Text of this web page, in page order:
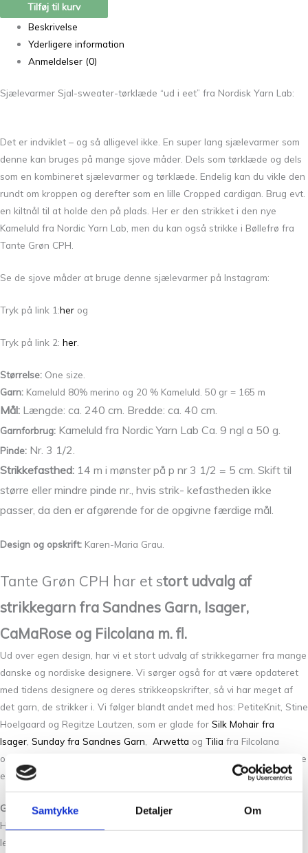
Samtykke Detaljer Om
Tilføj til kurv
Beskrivelse
Yderligere information
Anmeldelser (0)
Sjælevarmer Sjal-sweater-tørklæde “ud i eet” fra Nordisk Yarn Lab:
Det er indviklet – og så alligevel ikke. En super lang sjælevarmer som
denne kan bruges på mange sjove måder. Dels som tørklæde og dels
som en kombineret sjælevarmer og tørklæde. Endelig kan du vikle den
rundt om kroppen og derefter som en lille Cropped cardigan. Brug evt.
en kiltnål til at holde den på plads. Her er den strikket i den nye
Kameluld fra Nordic Yarn Lab, men du kan også strikke i Bøllefrø fra
Tante Grøn CPH.
Se de sjove måder at bruge denne sjælevarmer på Instagram:
Tryk på link 1:her og
Tryk på link 2: her
Størrelse: One size.
Garn: Kameluld 80% merino og 20 % Kameluld. 50 gr = 165 m
Mål: Længde: ca. 240 cm. Bredde: ca. 40 cm.
Garnforbrug: Kameluld fra Nordic Yarn Lab Ca. 9 ngl a 50 g.
Pinde: Nr. 3 1/2.
Strikkefasthed: 14 m i mønster på p nr 3 1/2 = 5 cm. Skift til
større ellermindre pinde nr., hvis strik- kefastheden ikke
passer, da den er afgørende for de opgivne færdige mål.
Design og opskrift: Karen-Maria Grau.
Tante Grøn CPH har et stort udvalg af
strikkegarn fra Sandnes Garn, Isager,
CaMaRose og Filcolana m. fl.
Ud over egen design, har vi et stort udvalg af strikkegarner fra mange
danske og nordiske designere. Vi sørger også for at være opdateret
med tidens designere og deres strikkeopskrifter, så vi har meget af
det garn, de strikker i. Vi følger blandt andet med hos: PetiteKnit, Stine
Hoelgaard og Regitze Lautzen, som er glade for Silk Mohair fra
Isager Sunday fra Sandnes Garn Arwetta og Tilia fra Filcolana
og
fra CaMaRose. Har vi ikke, hvad du leder efter, er du mere
end velkommen til at kontakte os, så skal vi gøre alt for at hjælpe dig.
God service og hurtig levering, når du bestiller strikkegarn online
Hos Tante Grøn CPH kan du altid forvente god service og en hurtig
levering, når du bestiller i vores webshop. Det er uanset om du køber